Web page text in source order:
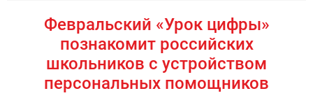
Февральский «Урок цифры»
познакомит российских
школьников с устройством
персональных помощников